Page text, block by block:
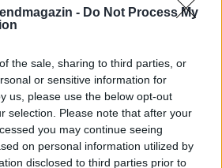
- Do Not Process My
the sale, sharing to third parties, or
or sensitive information for
us, please use the below opt-out
selection. Please note that after your
you may continue seeing
on personal information utilized by
disclosed to third parties prior to
trükk a felújításból
BETÖLTÉSE